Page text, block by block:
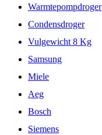
Warmtepompdroger
Condensdroger
Vulgewicht 8 Kg
Samsung
Miele
Aeg
Bosch
Siemens